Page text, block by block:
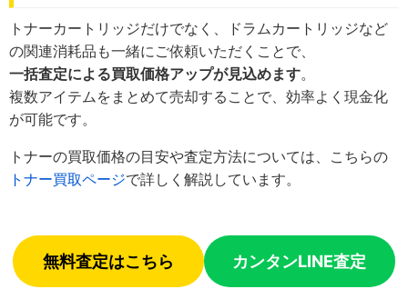
トナーカートリッジだけでなく、ドラムカートリッジなど
の関連消耗品も一緒にご依頼いただくことで、
一括査定による買取価格アップが見込めます。
複数アイテムをまとめて売却することで、効率よく現金化
が可能です。
トナーの買取価格の目安や査定方法については、こちらの
トナー買取ページで詳しく解説しています。
無料査定はこちら カンタンLINE査定